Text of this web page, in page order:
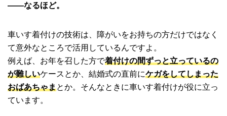
――なるほど。
車いす着付けの技術は、障がいをお持ちの方だけではなく
て意外なところで活用しているんですよ。
例えば、お年を召した方で着付けの間ずっと立っているの
が難しいケースとか、結婚式の直前にケガをしてしまった
おばあちゃまとか。そんなときに車いす着付けが役に立っ
ています。